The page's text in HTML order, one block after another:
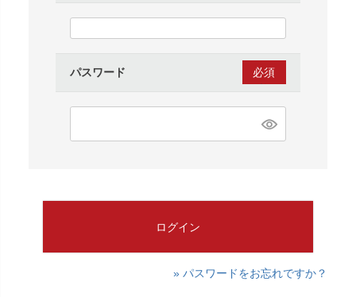
須)
パスワード
須)
ログイン
» パスワードをお忘れですか？